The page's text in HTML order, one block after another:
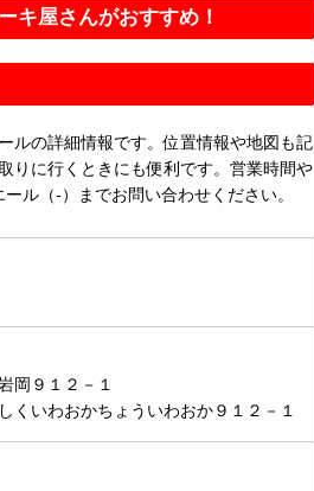
キ屋さんがおすすめ！
ルの詳細情報です。位置情報や地図も記
りに行くときにも便利です。営業時間や
ル（-）までお問い合わせください。
岡９１２－１
くいわおかちょういわおか９１２－１